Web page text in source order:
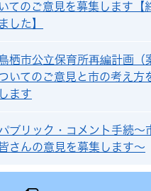
いてのご意見を募集します【
ました】
鳥栖市公立保育所再編計画（
いてのご意見と市の考え方
します
ブリック・コメント手続～
さんの意見を募集します～